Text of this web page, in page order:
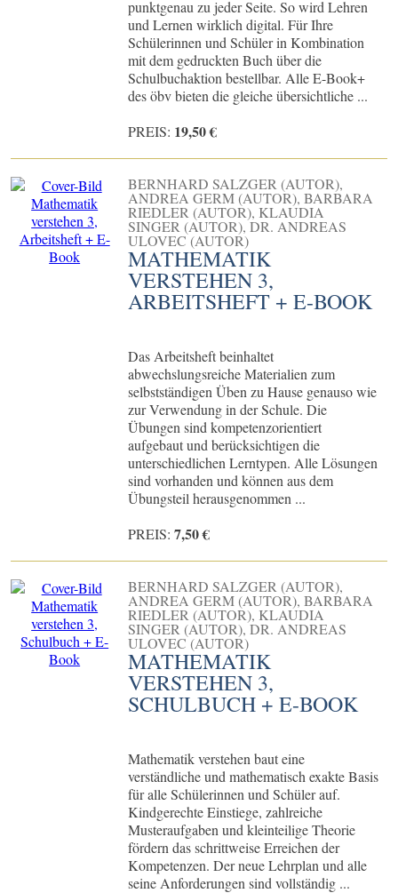
punktgenau zu jeder Seite. So wird Lehren
und Lernen wirklich digital. Für Ihre
Schülerinnen und Schüler in Kombination
mit dem gedruckten Buch über die
Schulbuchaktion bestellbar. Alle E-Book+
des öbv bieten die gleiche übersichtliche ...
PREIS: 19,50 €
BERNHARD SALZGER (AUTOR),
ANDREA GERM (AUTOR), BARBARA
RIEDLER (AUTOR), KLAUDIA
SINGER (AUTOR), DR. ANDREAS
ULOVEC (AUTOR)
MATHEMATIK
VERSTEHEN 3,
ARBEITSHEFT + E-BOOK
Das Arbeitsheft beinhaltet
abwechslungsreiche Materialien zum
selbstständigen Üben zu Hause genauso wie
zur Verwendung in der Schule. Die
Übungen sind kompetenzorientiert
aufgebaut und berücksichtigen die
unterschiedlichen Lerntypen. Alle Lösungen
sind vorhanden und können aus dem
Übungsteil herausgenommen ...
PREIS: 7,50 €
BERNHARD SALZGER (AUTOR),
ANDREA GERM (AUTOR), BARBARA
RIEDLER (AUTOR), KLAUDIA
SINGER (AUTOR), DR. ANDREAS
ULOVEC (AUTOR)
MATHEMATIK
VERSTEHEN 3,
SCHULBUCH + E-BOOK
Mathematik verstehen baut eine
verständliche und mathematisch exakte Basis
für alle Schülerinnen und Schüler auf.
Kindgerechte Einstiege, zahlreiche
Musteraufgaben und kleinteilige Theorie
fördern das schrittweise Erreichen der
Kompetenzen. Der neue Lehrplan und alle
seine Anforderungen sind vollständig ...